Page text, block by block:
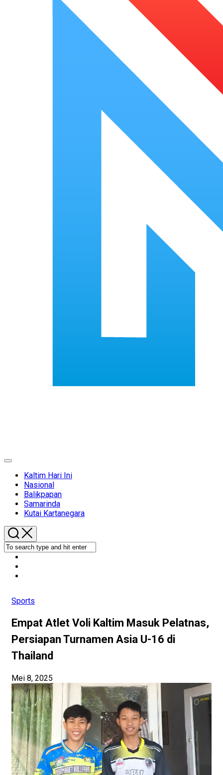
Expand
Kaltim Hari Ini
Nasional
Balikpapan
Samarinda
Kutai Kartanegara
Sports
Empat Atlet Voli Kaltim Masuk Pelatnas,
Persiapan Turnamen Asia U-16 di
Thailand
Mei 8, 2025